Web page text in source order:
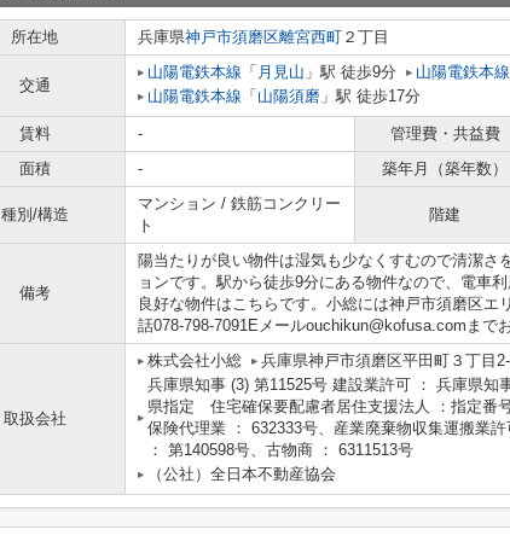
所在地 兵庫県神戸市須磨区離宮西町 ２丁目
交通
山陽電鉄本線 「 月見山 」駅 徒歩9分 山陽電鉄本線
山陽電鉄本線 「 山陽須磨 」駅 徒歩17分
賃料 - 管理費・共益費
面積
- 築年月（築年数）
種別/構造
マンション / 鉄筋コンクリー
ト
階建
備考
陽当たりが良い物件は湿気も少なくすむので清潔さ
ョンです。駅から徒歩9分にある物件なので、電車
良好な物件はこちらです。小総には神戸市須磨区エ
話078-798-7091Eメールouchikun@kofusa.comまで
取扱会社
株式会社小総 兵庫県神戸市須磨区平田町３丁目
兵庫県知事 (3) 第11525号 建設業許可 ： 兵庫県知
県指定 住宅確保要配慮者居住支援法人 ：指定
保険代理業 ： 632333号、産業廃棄物収集運搬業
： 第140598号、古物商 ： 6311513号
（公社）全日本不動産協会